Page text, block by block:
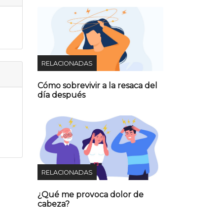
RELACIONADAS
Cómo sobrevivir a la resaca del
día después
RELACIONADAS
¿Qué me provoca dolor de
cabeza?